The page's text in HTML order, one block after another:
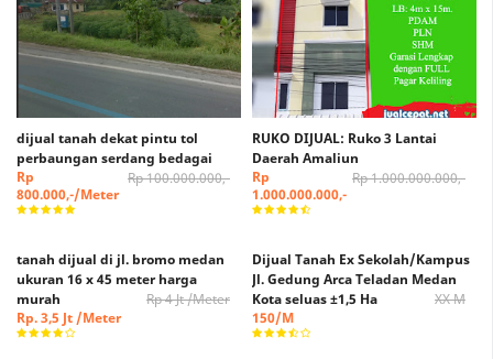
dijual tanah dekat pintu tol
perbaungan serdang bedagai
Rp 100.000.000,-
Rp
800.000,-/Meter
RUKO DIJUAL: Ruko 3 Lantai
Daerah Amaliun
Rp 1.000.000.000,-
Rp
1.000.000.000,-
tanah dijual di jl. bromo medan
ukuran 16 x 45 meter harga
murah
Rp 4 Jt /Meter
Rp. 3,5 Jt /Meter
Dijual Tanah Ex Sekolah/Kampus
Jl. Gedung Arca Teladan Medan
Kota seluas ±1,5 Ha
XX M
150/M